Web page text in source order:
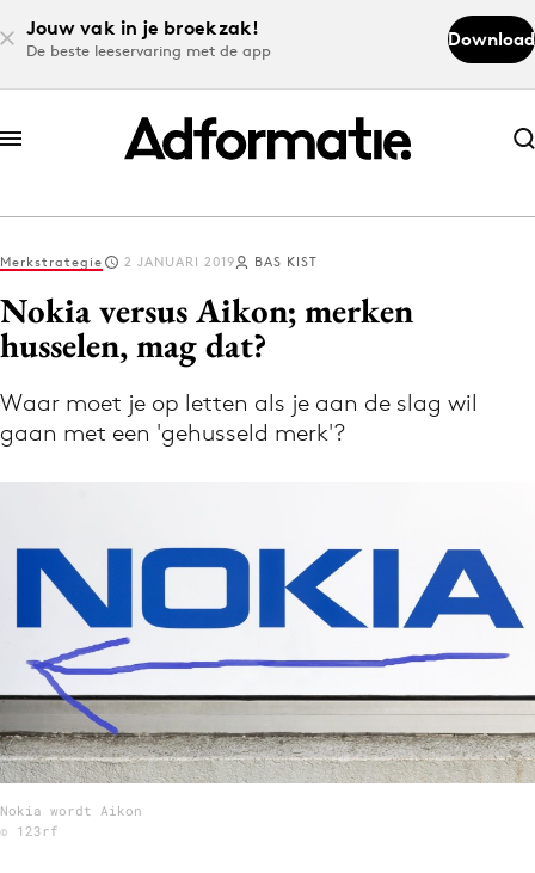
Jouw vak in je broekzak!
De beste leeservaring met de app
Download
Abonneer nu
Abonneer nu
Log in
Volg het laatste nieuws via de Adformatie
Nieuws app
Menu
Home
9 sept: GenAI-training
12 nov: MarketingLive!
Adverteren
Events
Merkstrategie 2 JANUARI 2019 BAS KIST
Nokia versus Aikon; merken
husselen, mag dat?
Waar moet je op letten als je aan de slag wil
gaan met een 'gehusseld merk'?
Nokia wordt Aikon
© 123rf